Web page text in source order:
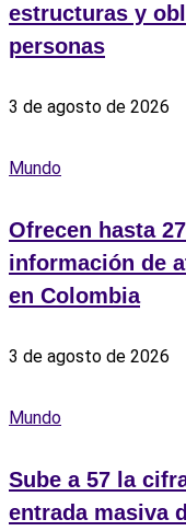
estructuras y
personas
3 de agosto de 2026
Mundo
Ofrecen hasta
información de
en Colombia
3 de agosto de 2026
Mundo
Sube a 57 la
entrada masiva